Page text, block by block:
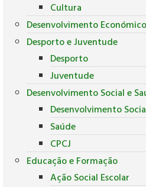
Cultura
Desenvolvimento
Desporto e Juventude
Desporto
Juventude
Desenvolvimento Social e
Desenvolvimento
Saúde
CPCJ
Educação e Formação
Ação Social Escolar